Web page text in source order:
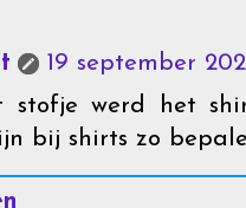
19 september
stofje werd het
bij shirts zo